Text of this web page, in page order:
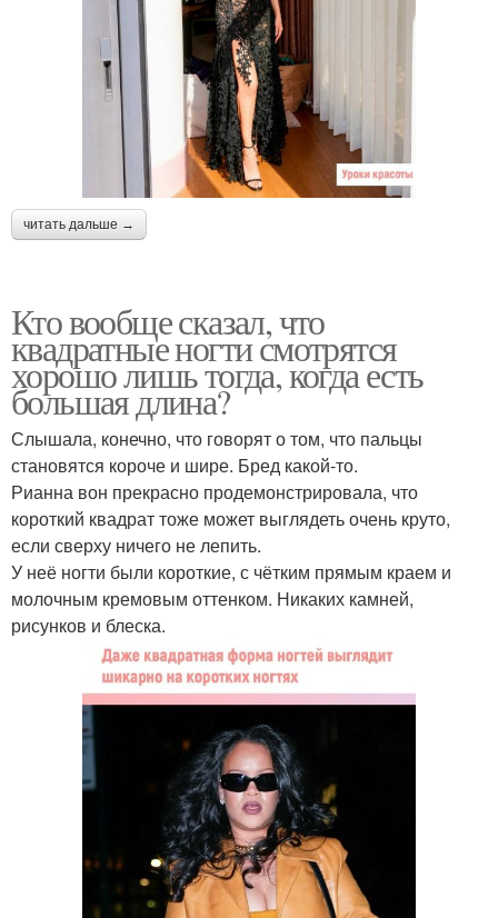
читать дальше →
Кто вообще сказал, что
квадратные ногти смотрятся
хорошо лишь тогда, когда есть
большая длина?
Слышала, конечно, что говорят о том, что пальцы
становятся короче и шире. Бред какой-то.
Рианна вон прекрасно продемонстрировала, что
короткий квадрат тоже может выглядеть очень круто,
если сверху ничего не лепить.
У неё ногти были короткие, с чётким прямым краем и
молочным кремовым оттенком. Никаких камней,
рисунков и блеска.